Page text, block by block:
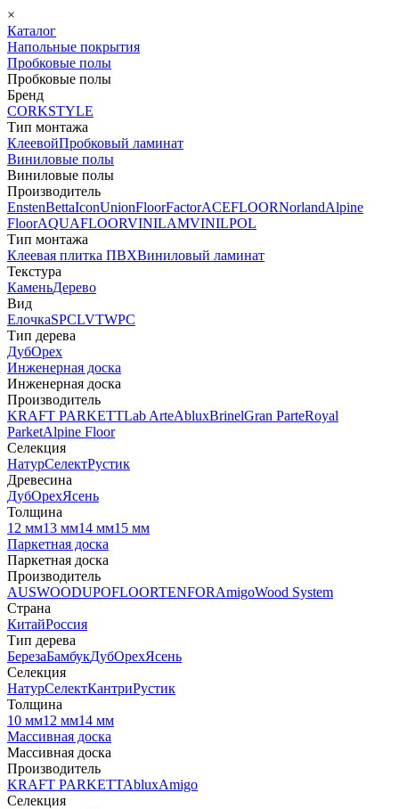
×
Каталог
Напольные покрытия
Пробковые полы
Пробковые полы
Бренд
CORKSTYLE
Тип монтажа
КлеевойПробковый ламинат
Виниловые полы
Виниловые полы
Производитель
EnstenBettaIconUnionFloorFactorACEFLOORNorlandAlpine
FloorAQUAFLOORVINILAMVINILPOL
Тип монтажа
Клеевая плитка ПВХВиниловый ламинат
Текстура
КаменьДерево
Вид
ЕлочкаSPCLVTWPC
Тип дерева
ДубОрех
Инженерная доска
Инженерная доска
Производитель
KRAFT PARKETTLab ArteAbluxBrinelGran ParteRoyal
ParketAlpine Floor
Селекция
НатурСелектРустик
Древесина
ДубОрехЯсень
Толщина
12 мм13 мм14 мм15 мм
Паркетная доска
Паркетная доска
Производитель
AUSWOODUPOFLOORTENFORAmigoWood System
Страна
КитайРоссия
Тип дерева
БерезаБамбукДубОрехЯсень
Селекция
НатурСелектКантриРустик
Толщина
10 мм12 мм14 мм
Массивная доска
Массивная доска
Производитель
KRAFT PARKETTAbluxAmigo
Селекция